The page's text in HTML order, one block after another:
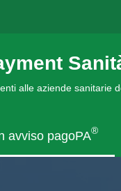
alle aziende sanitarie
avviso pagoPA®